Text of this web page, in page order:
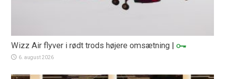
Wizz Air flyver i rødt trods højere omsætning |
6. august 2026